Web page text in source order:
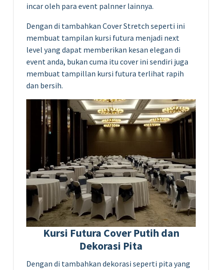
incar oleh para event palnner lainnya.
Dengan di tambahkan Cover Stretch seperti ini
membuat tampilan kursi futura menjadi next
level yang dapat memberikan kesan elegan di
event anda, bukan cuma itu cover ini sendiri juga
membuat tampillan kursi futura terlihat rapih
dan bersih.
Kursi Futura Cover Putih dan
Dekorasi Pita
Dengan di tambahkan dekorasi seperti pita yang